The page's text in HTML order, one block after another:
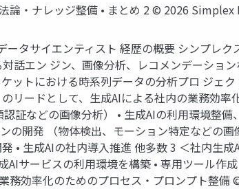
論・ナレッジ整備 • まとめ 2 © 2026 Simplex
ータサイエンティスト 経歴の概要 シンプレ
話エン ジン、画像分析、レコメンデーショ
ットにおける時系列データの分析プロ ジェ
リードとして、生成AIによる社内の業務効率
証などの画像分析） • 生成AIの利用環境整
の開発 （物体検出、モーション特定などの
• 生成AIの社内導入推進 他多数 3 ＜社内生
サービスの利用環境を構築 • 専用ツール作
務効率化のためのプロセス・プロンプト整